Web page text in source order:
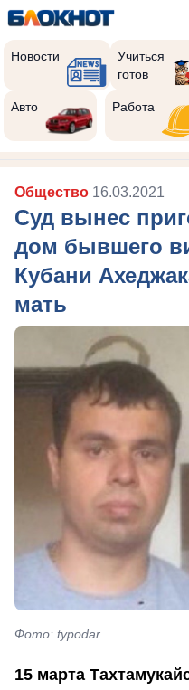
Новости
Учиться
готов
Авто Работа
Общество 16.03.2021
Суд вынес
дом бывшего
Кубани
мать
Фото: typodar
15 марта